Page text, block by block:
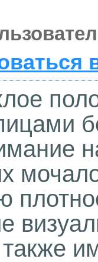
также